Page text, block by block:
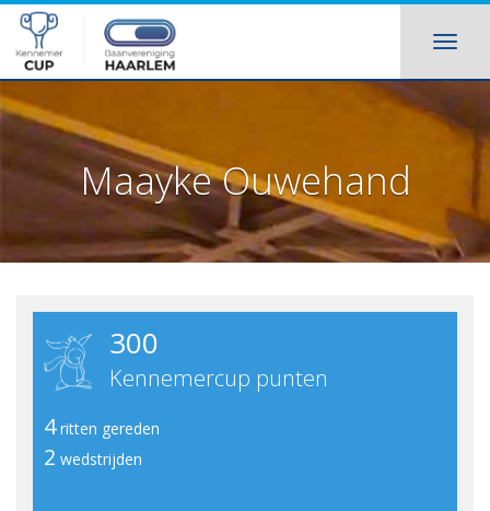
Maayke Ouwehand
300
Kennemercup punten
4ritten gereden
2 wedstrijden